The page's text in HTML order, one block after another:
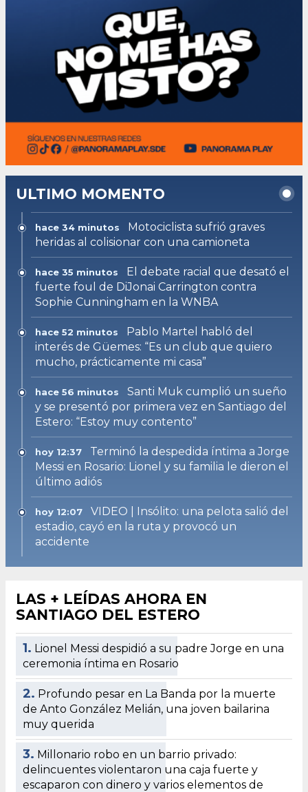
ULTIMO MOMENTO
hace 34 minutos
Motociclista sufrió graves
heridas al colisionar con una camioneta
hace 35 minutos
El debate racial que desató el
fuerte foul de DiJonai Carrington contra
Sophie Cunningham en la WNBA
hace 52 minutos
Pablo Martel habló del
interés de Güemes: “Es un club que quiero
mucho, prácticamente mi casa”
hace 56 minutos
Santi Muk cumplió un sueño
y se presentó por primera vez en Santiago del
Estero: “Estoy muy contento”
hoy 12:37
Terminó la despedida íntima a Jorge
Messi en Rosario: Lionel y su familia le dieron el
último adiós
hoy 12:07
VIDEO | Insólito: una pelota salió del
estadio, cayó en la ruta y provocó un
accidente
LAS + LEÍDAS AHORA EN
SANTIAGO DEL ESTERO
1. Lionel Messi despidió a su padre Jorge en una
ceremonia íntima en Rosario
2. Profundo pesar en La Banda por la muerte
de Anto González Melián, una joven bailarina
muy querida
3. Millonario robo en un barrio privado:
delincuentes violentaron una caja fuerte y
escaparon con dinero y varios elementos de